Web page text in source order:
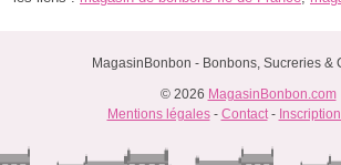
MagasinBonbon - Bonbons, Sucreries &
© 2026 MagasinBonbon.com
Mentions légales- Contact-